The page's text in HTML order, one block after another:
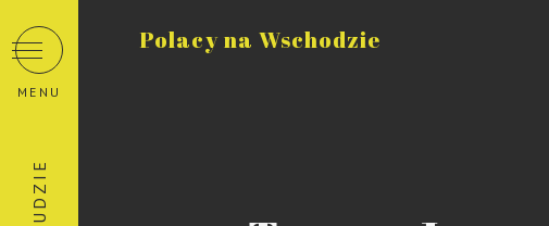
MENU
LUDZIE
Polacy na Wschodzie